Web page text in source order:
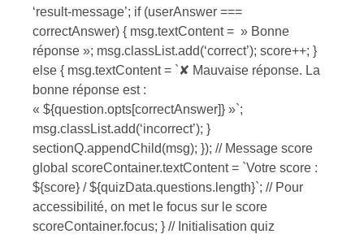
‘result-message’; if (userAnswer ===
correctAnswer) { msg.textContent = » Bonne
réponse »; msg.classList.add(‘correct’); score++; }
else { msg.textContent = `✘ Mauvaise réponse. La
bonne réponse est :
« ${question.opts[correctAnswer]} »`;
msg.classList.add(‘incorrect’); }
sectionQ.appendChild(msg); }); // Message score
global scoreContainer.textContent = `Votre score :
${score} / ${quizData.questions.length}`; // Pour
accessibilité, on met le focus sur le score
scoreContainer.focus; } // Initialisation quiz